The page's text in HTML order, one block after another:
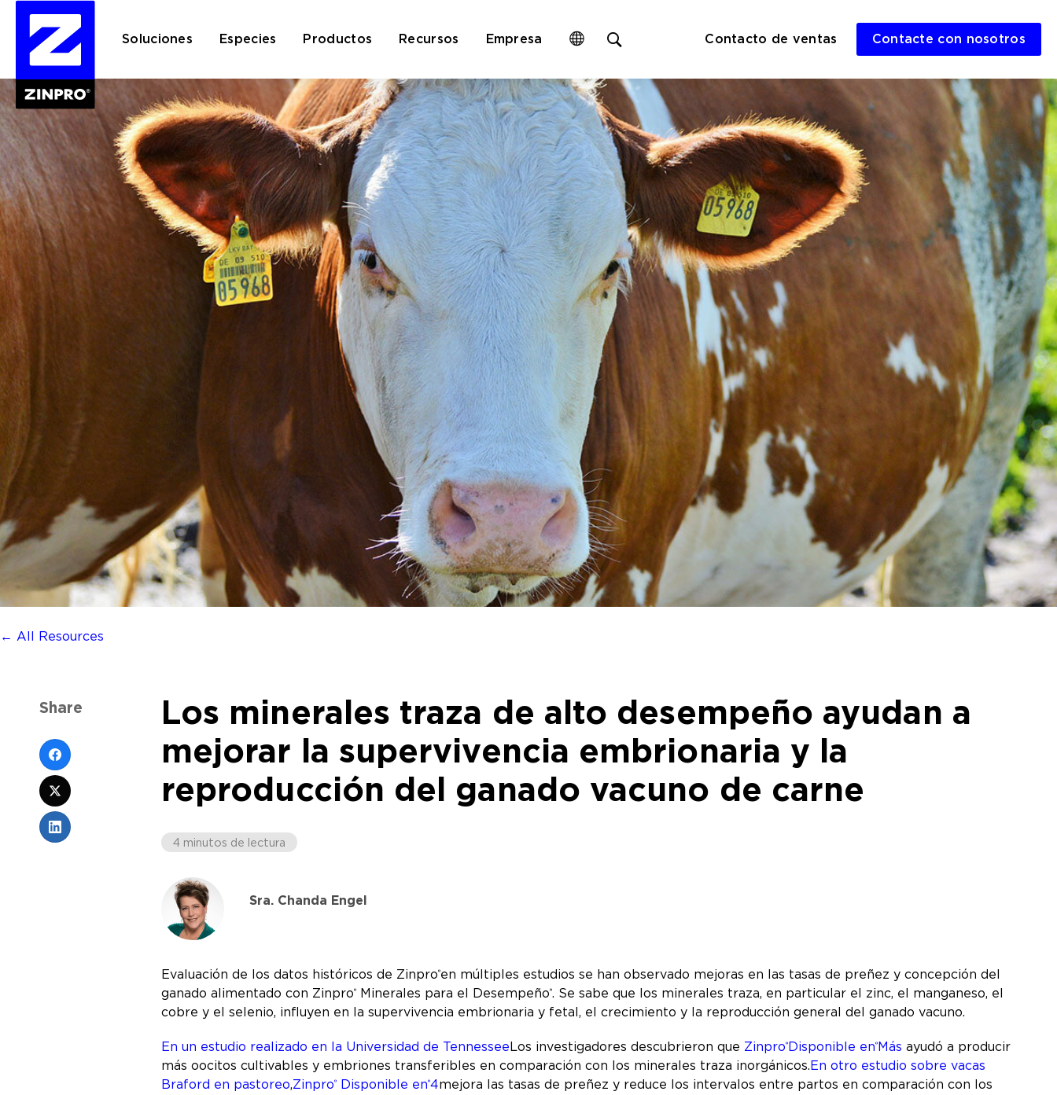
Soluciones Especies Productos Recursos Empresa
search
form
Contacto de ventas Contacte con nosotros
Buscar:
← All Resources
Los minerales traza de alto desempeño ayudan a
mejorar la supervivencia embrionaria y la
reproducción del ganado vacuno de carne
4 minutos de lectura
Sra. Chanda Engel
Evaluación de los datos históricos de Zinpro®en múltiples estudios se han observado mejoras en las tasas de preñez y concepción del
ganado alimentado con Zinpro® Minerales para el Desempeño®. Se sabe que los minerales traza, en particular el zinc, el manganeso, el
cobre y el selenio, influyen en la supervivencia embrionaria y fetal, el crecimiento y la reproducción general del ganado vacuno.
En un estudio realizado en la Universidad de TennesseeLos investigadores descubrieron que Zinpro®Disponible en®Más ayudó a producir
más oocitos cultivables y embriones transferibles en comparación con los minerales traza inorgánicos.En otro estudio sobre vacas
Braford en pastoreo,Zinpro® Disponible en®4mejora las tasas de preñez y reduce los intervalos entre partos en comparación con los
Share